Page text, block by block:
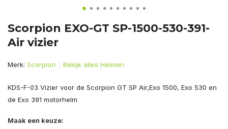
Scorpion EXO-GT SP-1500-530-391-
Air vizier
Merk: Scorpion Bekijk alles Helmen
KDS-F-03 Vizier voor de Scorpion GT SP Air,Exo 1500, Exo 530 en
de Exo 391 motorhelm
Maak een keuze: